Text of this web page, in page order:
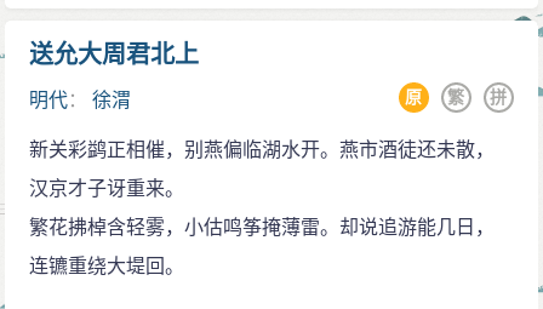
于同一时期的数篇诗文，都为我们透示了其中的端倪。
此词自问世后，经历了两种截然不同的命运，誉之
者如胡仔《苕溪渔隐丛话》称其“语意高妙，真古今绝唱
“。贬之者如俞文豹《吹剑续录》所云：“东坡在玉堂，有
幕士善讴。因问：\'我词比柳七何如？\'对曰：\'柳郎中
词，只好合十七八女孩儿，执红牙板，歌\'杨柳岸晓风残
送允大周君北上
明代：徐渭 拼
繁
原
新关彩鹢正相催，别燕偏临湖水开。燕市酒徒还未散，
汉京才子讶重来。
繁花拂棹含轻雾，小估鸣筝掩薄雷。却说追游能几日，
连镳重绕大堤回。